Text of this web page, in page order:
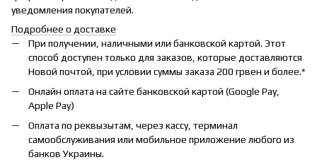
уведомления покупателей.
Подробнее о доставке
При получении, наличными или банковской картой. Этот
способ доступен только для заказов, которые доставляются
Новой почтой, при условии суммы заказа 200 грвен и более.*
Онлайн оплата на сайте банковской картой (Google Pay,
Apple Pay)
Оплата по реквызытам, через кассу, терминал
самообслуживания или мобильное приложение любого из
банков Украины.